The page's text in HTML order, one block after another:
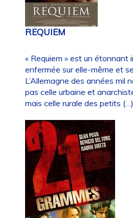
REQUIEM
« Requiem » est un étonnant
enfermée sur elle-même et
L’Allemagne des années mil
pas celle urbaine et
mais celle rurale des petits (…)